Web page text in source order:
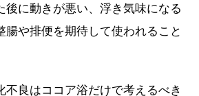
後に動きが悪い、浮き気味になる
腸や排便を期待して使われること
不良はココア浴だけで考えるべき